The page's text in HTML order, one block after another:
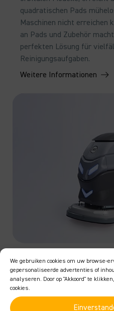
We gebruiken cookies om uw browse-
gepersonaliseerde advertenties of
analyseren. Door op "Akkoord" te
cookies.
quadratischen Pads
Maschinen nicht erreichen
an Pads und Zubehör
perfekten Lösung für
Reinigungsaufgaben.
Weitere Informationen
i24YT – Standard